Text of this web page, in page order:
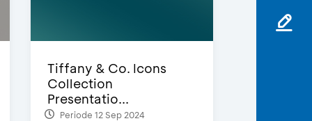
Tiffany & Co. Icons
Collection
Presentatio...
Periode 12 Sep 2024